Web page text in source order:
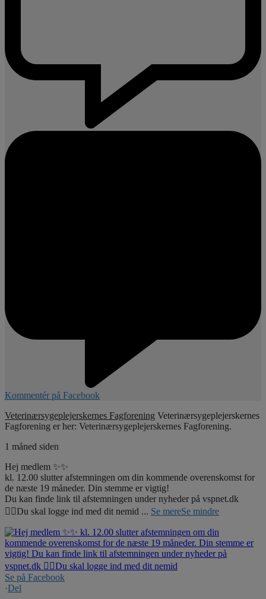
Kommentér på Facebook
Veterinærsygeplejerskernes Fagforening Veterinærsygeplejerskernes
Fagforening er her: Veterinærsygeplejerskernes Fagforening.
1 måned siden
Hej medlem ✨✨
kl. 12.00 slutter afstemningen om din kommende overenskomst for
de næste 19 måneder. Din stemme er vigtig!
Du kan finde link til afstemningen under nyheder på vspnet.dk
☝🏼Du skal logge ind med dit nemid ... Se mereSe mindre
Se på Facebook
·Del